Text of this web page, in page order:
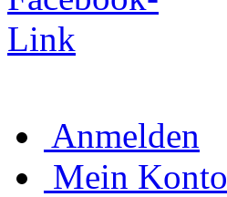
Anmelden
Mein Konto